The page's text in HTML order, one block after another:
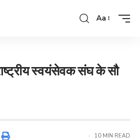
Aa
राष्ट्रीय स्वयंसेवक संघ के सौ
10 MIN READ